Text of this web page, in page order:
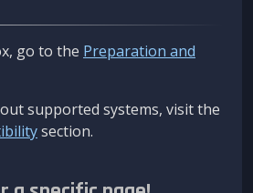
go to the Preparation and
supported systems, visit the
section.